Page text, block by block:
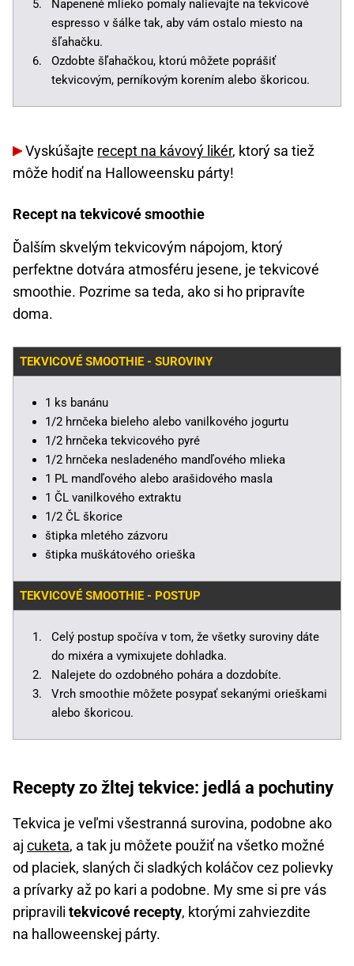
Napenené mlieko pomaly nalievajte na tekvicové
espresso v šálke tak, aby vám ostalo miesto na
šľahačku.
Ozdobte šľahačkou, ktorú môžete poprášiť
tekvicovým, perníkovým korením alebo škoricou.
Vyskúšajte recept na kávový likér, ktorý sa tiež
môže hodiť na Halloweensku párty!
Recept na tekvicové smoothie
Ďalším skvelým tekvicovým nápojom, ktorý
perfektne dotvára atmosféru jesene, je tekvicové
smoothie. Pozrime sa teda, ako si ho pripravíte
doma.
TEKVICOVÉ SMOOTHIE - SUROVINY
1 ks banánu
1/2 hrnčeka bieleho alebo vanilkového jogurtu
1/2 hrnčeka tekvicového pyré
1/2 hrnčeka nesladeného mandľového mlieka
1 PL mandľového alebo arašidového masla
1 ČL vanilkového extraktu
1/2 ČL škorice
štipka mletého zázvoru
štipka muškátového orieška
TEKVICOVÉ SMOOTHIE - POSTUP
Celý postup spočíva v tom, že všetky suroviny dáte
do mixéra a vymixujete dohladka.
Nalejete do ozdobného pohára a dozdobíte.
Vrch smoothie môžete posypať sekanými orieškami
alebo škoricou.
Recepty zo žltej tekvice: jedlá a pochutiny
Tekvica je veľmi všestranná surovina, podobne ako
aj cuketa, a tak ju môžete použiť na všetko možné
od placiek, slaných či sladkých koláčov cez polievky
a prívarky až po kari a podobne. My sme si pre vás
pripravili tekvicové recepty, ktorými zahviezdite
na halloweenskej párty.